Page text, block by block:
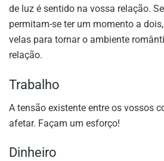
de luz é sentido na vossa relação.
permitam-se ter um momento a
velas para tornar o ambiente
relação.
Trabalho
A tensão existente entre os vossos
afetar. Façam um esforço!
Dinheiro